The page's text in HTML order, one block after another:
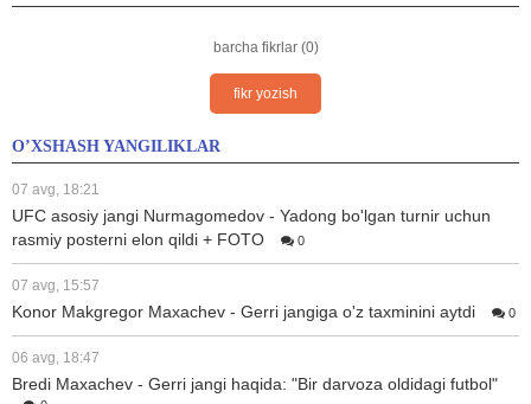
barcha fikrlar (0)
fikr yozish
O’XSHASH YANGILIKLAR
07 avg, 18:21
UFC asosiy jangi Nurmagomedov - Yadong bo'lgan turnir uchun
rasmiy posterni elon qildi + FOTO
0
07 avg, 15:57
Konor Makgregor Maxachev - Gerri jangiga o'z taxminini aytdi 0
06 avg, 18:47
Bredi Maxachev - Gerri jangi haqida: "Bir darvoza oldidagi futbol"